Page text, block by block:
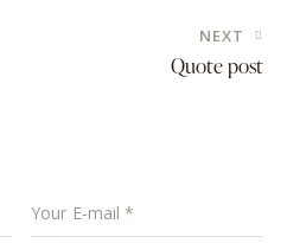
NEXT
Quote post